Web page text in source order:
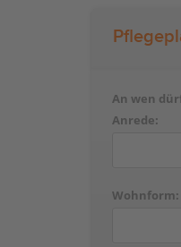
An wen
Anrede:
Wohnform: